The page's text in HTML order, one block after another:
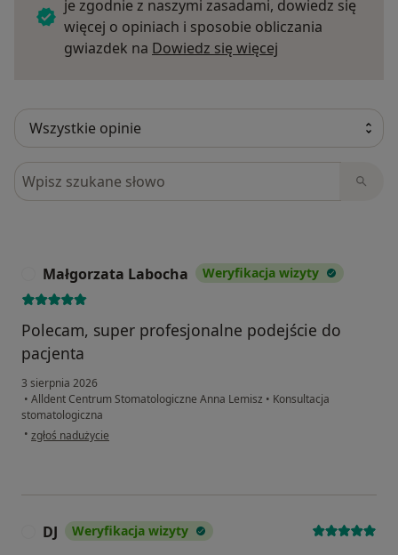
je zgodnie z naszymi zasadami, dowiedz się
więcej o opiniach i sposobie obliczania
gwiazdek na Dowiedz się więcej
Szukaj w opiniach
Małgorzata Labocha Weryfikacja wizyty
Polecam, super profesjonalne podejście do
pacjenta
3 sierpnia 2026
• Alldent Centrum Stomatologiczne Anna Lemisz • Konsultacja
stomatologiczna
• w opinii użytkownika Małgorzata Labocha
zgłoś nadużycie
DJ Weryfikacja wizyty